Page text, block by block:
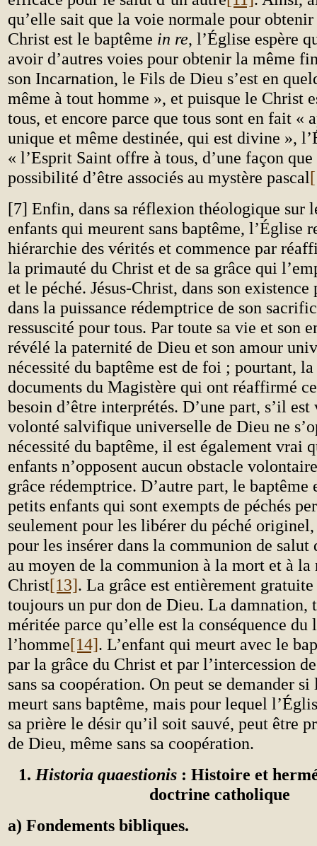
qu’elle sait que la voie normale pour
Christ est le baptême in re, l’Église espère
avoir d’autres voies pour obtenir la même
son Incarnation, le Fils de Dieu s’est en
même à tout homme », et puisque le Christ
tous, et encore parce que tous sont en fait «
unique et même destinée, qui est divine »,
« l’Esprit Saint offre à tous, d’une façon
possibilité d’être associés au mystère pascal
[7] Enfin, dans sa réflexion théologique sur
enfants qui meurent sans baptême, l’Église
hiérarchie des vérités et commence par
la primauté du Christ et de sa grâce qui
et le péché. Jésus-Christ, dans son existence
dans la puissance rédemptrice de son
ressuscité pour tous. Par toute sa vie et son
révélé la paternité de Dieu et son amour
nécessité du baptême est de foi ; pourtant,
documents du Magistère qui ont réaffirmé
besoin d’être interprétés. D’une part, s’il
volonté salvifique universelle de Dieu ne
nécessité du baptême, il est également vrai
enfants n’opposent aucun obstacle
grâce rédemptrice. D’autre part, le baptême
petits enfants qui sont exempts de péchés
seulement pour les libérer du péché
pour les insérer dans la communion de salut
au moyen de la communion à la mort et à la
Christ[13]. La grâce est entièrement gratuite
toujours un pur don de Dieu. La damnation,
méritée parce qu’elle est la conséquence
l’homme[14]. L’enfant qui meurt avec le
par la grâce du Christ et par l’intercession
sans sa coopération. On peut se demander
meurt sans baptême, mais pour lequel
sa prière le désir qu’il soit sauvé, peut être
de Dieu, même sans sa coopération.
1. Historia quaestionis : Histoire et
doctrine catholique
a) Fondements bibliques.